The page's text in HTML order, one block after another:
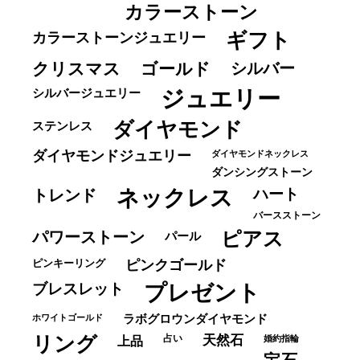
カラーストーン
カラーストーンジュエリー ギフト
クリスマス ゴールド シルバー
シルバージュエリー ジュエリー
ステンレス ダイヤモンド
ダイヤモンドジュエリー ダイヤモンドネックレス
ダンシングストーン
トレンド ネックレス ハート
バースストーン
パワーストーン パール ピアス
ピンキーリング ピンクゴールド
ブレスレット プレゼント
ホワイトゴールド ラボグロウンダイヤモンド
リング 上品 占い 天然石 婚約指輪